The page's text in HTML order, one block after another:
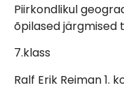
Piirkondlikul
õpilased järgmised
7.klass
Ralf Erik Reiman 1.